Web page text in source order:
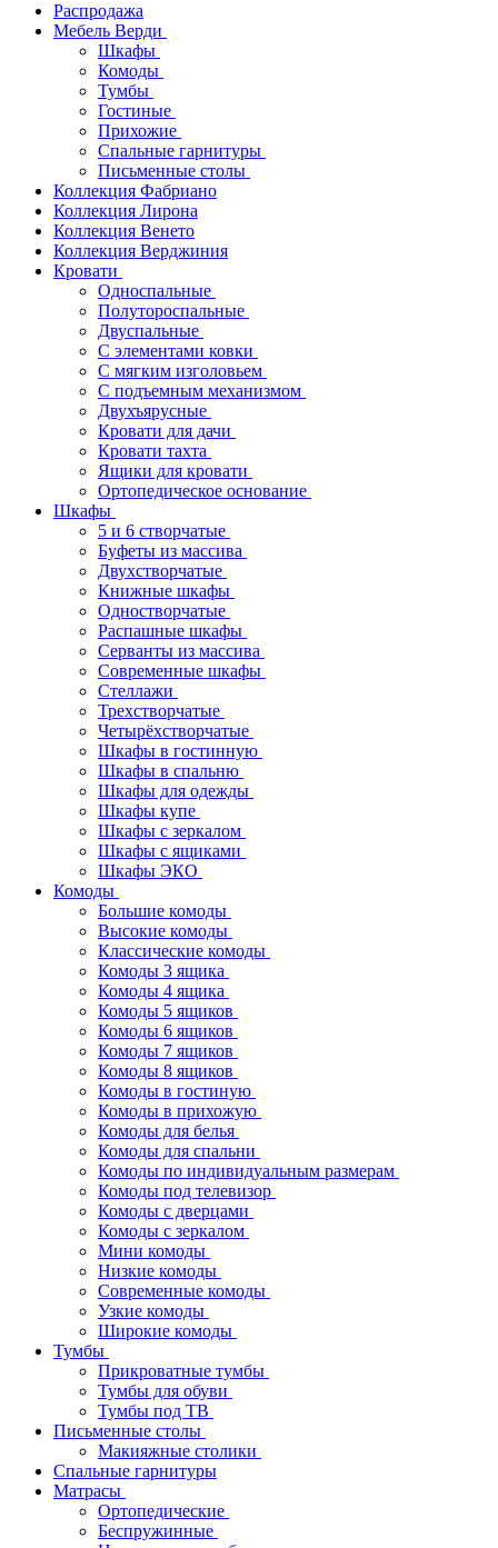
Распродажа
Мебель Верди
Шкафы
Комоды
Тумбы
Гостиные
Прихожие
Спальные гарнитуры
Письменные столы
Коллекция Фабриано
Коллекция Лирона
Коллекция Венето
Коллекция Верджиния
Кровати
Односпальные
Полутороспальные
Двуспальные
С элементами ковки
С мягким изголовьем
С подъемным механизмом
Двухъярусные
Кровати для дачи
Кровати тахта
Ящики для кровати
Ортопедическое основание
Шкафы
5 и 6 створчатые
Буфеты из массива
Двухстворчатые
Книжные шкафы
Одностворчатые
Распашные шкафы
Серванты из массива
Современные шкафы
Стеллажи
Трехстворчатые
Четырёхстворчатые
Шкафы в гостинную
Шкафы в спальню
Шкафы для одежды
Шкафы купе
Шкафы с зеркалом
Шкафы с ящиками
Шкафы ЭКО
Комоды
Большие комоды
Высокие комоды
Классические комоды
Комоды 3 ящика
Комоды 4 ящика
Комоды 5 ящиков
Комоды 6 ящиков
Комоды 7 ящиков
Комоды 8 ящиков
Комоды в гостиную
Комоды в прихожую
Комоды для белья
Комоды для спальни
Комоды по индивидуальным размерам
Комоды под телевизор
Комоды с дверцами
Комоды с зеркалом
Мини комоды
Низкие комоды
Современные комоды
Узкие комоды
Широкие комоды
Тумбы
Прикроватные тумбы
Тумбы для обуви
Тумбы под ТВ
Письменные столы
Макияжные столики
Спальные гарнитуры
Матрасы
Ортопедические
Беспружинные